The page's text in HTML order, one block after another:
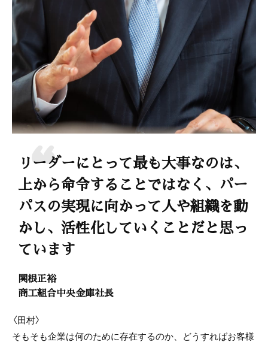
リーダーにとって最も大事なのは、
上から命令することではなく、パー
パスの実現に向かって人や組織を動
かし、活性化していくことだと思っ
ています
関根正裕
商工組合中央金庫社長
〈田村〉
そもそも企業は何のために存在するのか、どうすればお客様